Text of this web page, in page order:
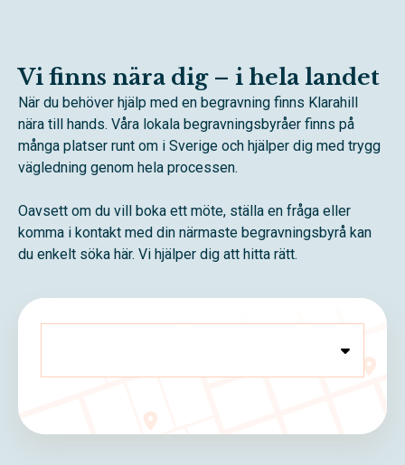
Vi finns nära dig – i hela landet
När du behöver hjälp med en begravning finns Klarahill
nära till hands. Våra lokala begravningsbyråer finns på
många platser runt om i Sverige och hjälper dig med trygg
vägledning genom hela processen.
Oavsett om du vill boka ett möte, ställa en fråga eller
komma i kontakt med din närmaste begravningsbyrå kan
du enkelt söka här. Vi hjälper dig att hitta rätt.